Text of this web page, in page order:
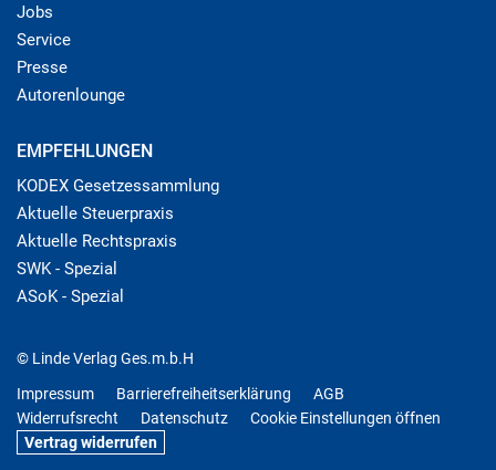
Jobs
Service
Presse
Autorenlounge
EMPFEHLUNGEN
KODEX Gesetzessammlung
Aktuelle Steuerpraxis
Aktuelle Rechtspraxis
SWK - Spezial
ASoK - Spezial
© Linde Verlag Ges.m.b.H
Impressum
Barrierefreiheitserklärung
AGB
Widerrufsrecht
Datenschutz
Cookie Einstellungen öffnen
Vertrag widerrufen